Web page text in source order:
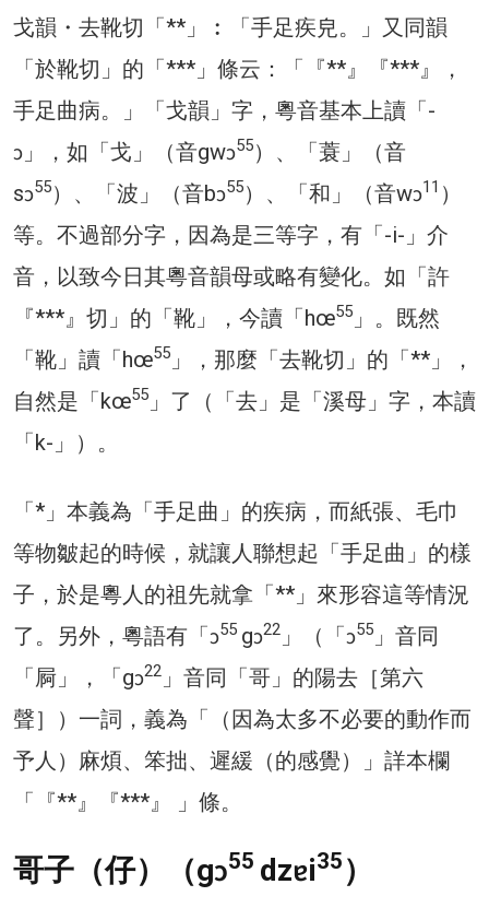
戈韻・去靴切「**」︰「手足疾皃。」又同韻
「於靴切」的「***」條云：「『**』『***』，
手足曲病。」「戈韻」字，粵音基本上讀「-
ɔ」，如「戈」（音gwɔ55）、「蓑」（音
sɔ55）、「波」（音bɔ55）、「和」（音wɔ11 ）
等。不過部分字，因為是三等字，有「-i-」介
音，以致今日其粵音韻母或略有變化。如「許
『***』切」的「靴」，今讀「hœ55 」。既然
「靴」讀「hœ55 」，那麼「去靴切」的「**」，
自然是「kœ55 」了（「去」是「溪母」字，本讀
「k-」）。
「*」本義為「手足曲」的疾病，而紙張、毛巾
等物皺起的時候，就讓人聯想起「手足曲」的樣
子，於是粵人的祖先就拿「**」來形容這等情況
了。另外，粵語有「ɔ55 gɔ22 」（「ɔ55 」音同
「屙」，「gɔ22 」音同「哥」的陽去［第六
聲］）一詞，義為「（因為太多不必要的動作而
予人）麻煩、笨拙、遲緩（的感覺）」詳本欄
「『**』『***』 」條。
哥子（仔）（gɔ55 dzɐi35 ）